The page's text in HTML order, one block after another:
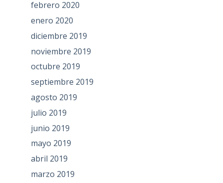
febrero 2020
enero 2020
diciembre 2019
noviembre 2019
octubre 2019
septiembre 2019
agosto 2019
julio 2019
junio 2019
mayo 2019
abril 2019
marzo 2019